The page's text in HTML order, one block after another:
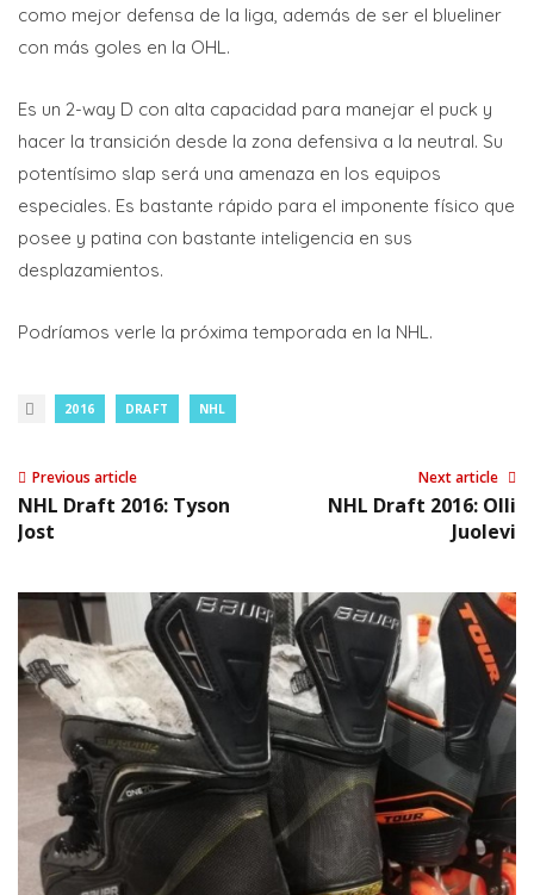
como mejor defensa de la liga, además de ser el blueliner
con más goles en la OHL.
Es un 2-way D con alta capacidad para manejar el puck y
hacer la transición desde la zona defensiva a la neutral. Su
potentísimo slap será una amenaza en los equipos
especiales. Es bastante rápido para el imponente físico que
posee y patina con bastante inteligencia en sus
desplazamientos.
Podríamos verle la próxima temporada en la NHL.
2016 DRAFT NHL
Previous article
NHL Draft 2016: Tyson
Jost
Next article
NHL Draft 2016: Olli
Juolevi